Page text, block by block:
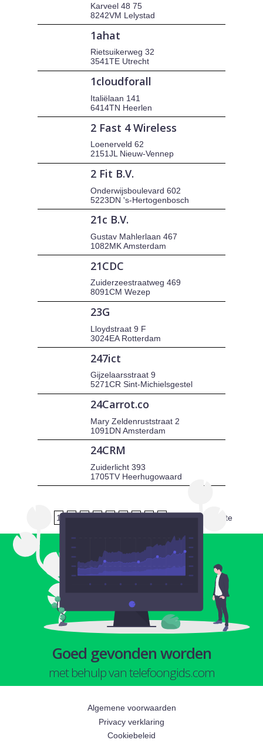
Karveel 48 75
8242VM Lelystad
1ahat
Rietsuikerweg 32
3541TE Utrecht
1cloudforall
Italiëlaan 141
6414TN Heerlen
2 Fast 4 Wireless
Loenerveld 62
2151JL Nieuw-Vennep
2 Fit B.V.
Onderwijsboulevard 602
5223DN 's-Hertogenbosch
21c B.V.
Gustav Mahlerlaan 467
1082MK Amsterdam
21CDC
Zuiderzeestraatweg 469
8091CM Wezep
23G
Lloydstraat 9 F
3024EA Rotterdam
247ict
Gijzelaarsstraat 9
5271CR Sint-Michielsgestel
24Carrot.co
Mary Zeldenruststraat 2
1091DN Amsterdam
24CRM
Zuiderlicht 393
1705TV Heerhugowaard
1 volgende laatste
Goed gevonden worden
met behulp van telefoongids.com
Algemene voorwaarden
Privacy verklaring
Cookiebeleid